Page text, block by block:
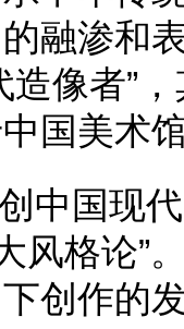
融渗和
造像者”
国美术
国现代
风格论”
创作的